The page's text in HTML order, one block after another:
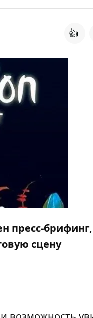
👍
пресс-
сцену